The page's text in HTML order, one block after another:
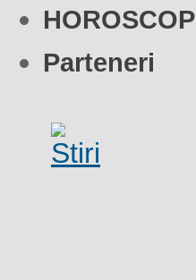
HOROSCOP
Parteneri